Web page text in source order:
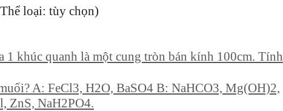
loại: tùy chọn)
khúc quanh là một cung tròn bán kính 100cm. Tính
A: FeCl3, H2O, BaSO4 B: NaHCO3, Mg(OH)2,
ZnS, NaH2PO4.